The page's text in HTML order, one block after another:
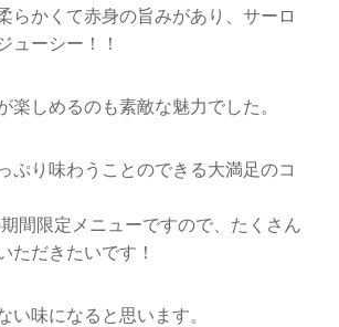
らかくて赤身の旨みがあり、サーロ
ューシー！！
楽しめるのも素敵な魅力でした。
ぷり味わうことのできる大満足のコ
間限定メニューですので、たくさん
ただきたいです！
い味になると思います。